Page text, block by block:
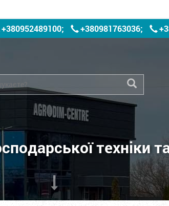
+380952489100; +380981763036;
техніки